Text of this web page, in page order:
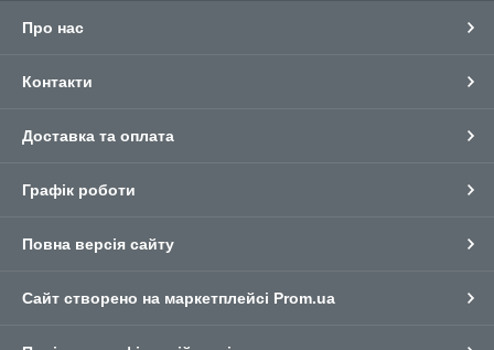
Про нас
Контакти
Доставка та оплата
Графік роботи
Повна версія сайту
Сайт створено на маркетплейсі Prom.ua